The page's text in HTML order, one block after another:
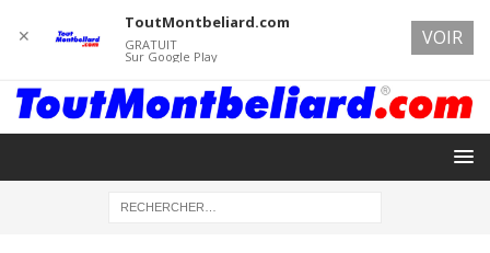
✕
ToutMontbeliard.com
GRATUIT
Sur Google Play
VOIR